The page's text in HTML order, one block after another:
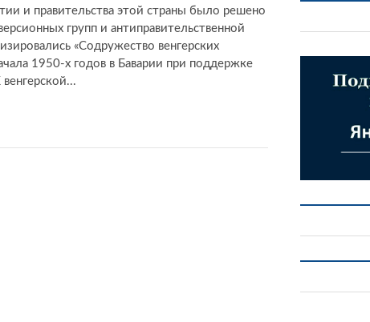
и правительства этой страны было решено
групп и антиправительственной
«Содружество венгерских
1950-х годов в Баварии при поддержке